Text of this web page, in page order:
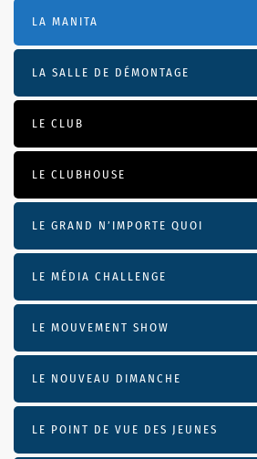
LA MANITA
LA SALLE DE DÉMONTAGE
LE CLUB
LE CLUBHOUSE
LE GRAND N’IMPORTE QUOI
LE MÉDIA CHALLENGE
LE MOUVEMENT SHOW
LE NOUVEAU DIMANCHE
LE POINT DE VUE DES JEUNES